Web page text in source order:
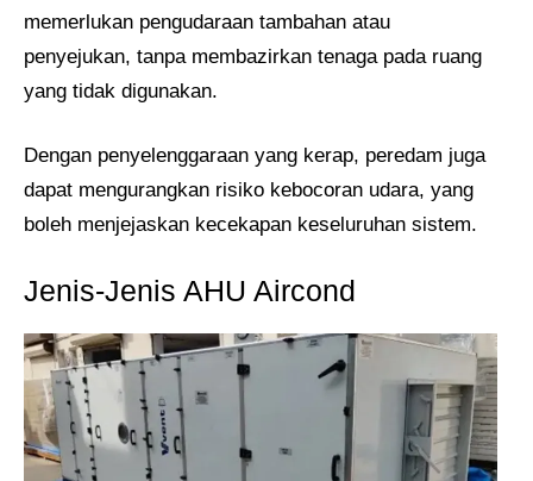
memerlukan pengudaraan tambahan atau
penyejukan, tanpa membazirkan tenaga pada ruang
yang tidak digunakan.
Dengan penyelenggaraan yang kerap, peredam juga
dapat mengurangkan risiko kebocoran udara, yang
boleh menjejaskan kecekapan keseluruhan sistem.
Jenis-Jenis AHU Aircond